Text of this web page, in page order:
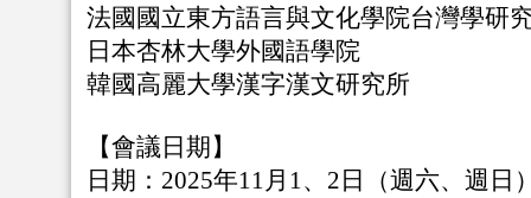
法國國立東方語言與文化學院台灣學研
日本杏林大學外國語學院
韓國高麗大學漢字漢文研究所
【會議日期】
日期：2025年11月1、2日（週六、週日